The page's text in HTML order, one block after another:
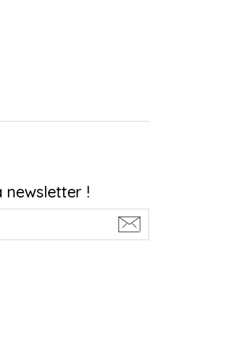
newsletter !
pour contrôler la manière dont